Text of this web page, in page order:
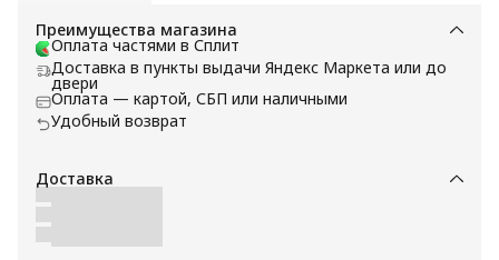
Преимущества магазина
Оплата частями в Сплит
Доставка в пункты выдачи Яндекс Маркета или до
двери
Оплата — картой, СБП или наличными
Удобный возврат
Доставка